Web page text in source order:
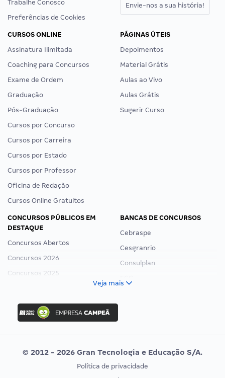
Trabalhe Conosco
Preferências de Cookies
Envie-nos a sua história!
CURSOS ONLINE
Assinatura Ilimitada
Coaching para Concursos
Exame de Ordem
Graduação
Pós-Graduação
Cursos por Concurso
Cursos por Carreira
Cursos por Estado
Cursos por Professor
Oficina de Redação
Cursos Online Gratuitos
PÁGINAS ÚTEIS
Depoimentos
Material Grátis
Aulas ao Vivo
Aulas Grátis
Sugerir Curso
CONCURSOS PÚBLICOS EM
DESTAQUE
Concursos Abertos
Concursos 2026
Concursos 2025
Concurso Ibama
Concurso MPU
Editais publicados
BANCAS DE CONCURSOS
Cebraspe
Cesgranrio
Consulplan
Vunesp
CONCURSOS POR PROFISSÃO EXAME DE ORDEM
Veja mais
© 2012 - 2026 Gran Tecnologia e Educação S/A.
Política de privacidade